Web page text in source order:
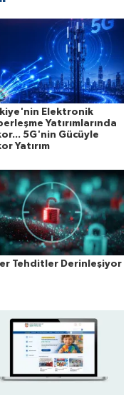
Elektronik
Yatırımlarında
5G'nin Gücüyle
Yatırım
Tehditler Derinleşiyor